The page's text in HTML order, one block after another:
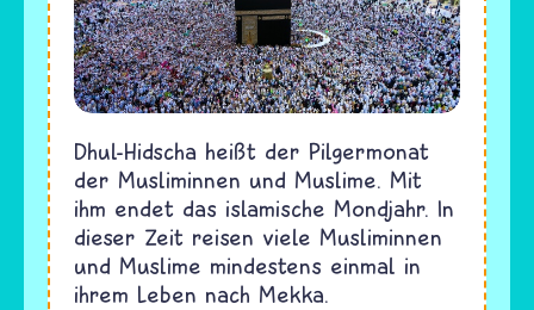
Dhul-Hidscha heißt der Pilgermonat
der Musliminnen und Muslime. Mit
ihm endet das islamische Mondjahr. In
dieser Zeit reisen viele Musliminnen
und Muslime mindestens einmal in
ihrem Leben nach Mekka.